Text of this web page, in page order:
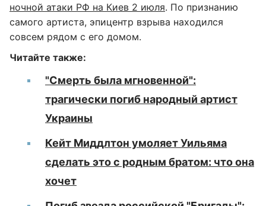
ночной атаки РФ на Киев 2 июля. По признанию
самого артиста, эпицентр взрыва находился
совсем рядом с его домом.
Читайте также:
"Смерть была мгновенной":
трагически погиб народный артист
Украины
Кейт Миддлтон умоляет Уильяма
сделать это с родным братом: что она
хочет